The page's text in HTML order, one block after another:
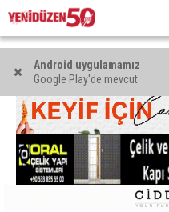
Android uygulamamız
Google Play'de mevcut